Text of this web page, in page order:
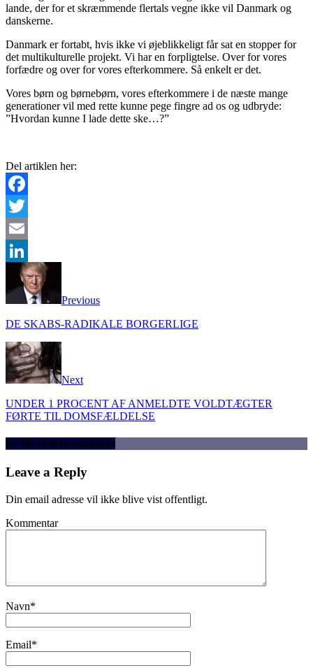
lande, der for et skræmmende flertals vegne ikke vil Danmark og
danskerne.
Danmark er fortabt, hvis ikke vi øjeblikkeligt får sat en stopper for
det multikulturelle projekt. Vi har en forpligtelse. Over for vores
forfædre og over for vores efterkommere. Så enkelt er det.
Vores børn og børnebørn, vores efterkommere i de næste mange
generationer vil med rette kunne pege fingre ad os og udbryde:
”Hvordan kunne I lade dette ske…?”
Del artiklen her:
Facebook
Twitter
Email
LinkedIn
Previous
DE SKABS-RADIKALE BORGERLIGE
Next
UNDER 1 PROCENT AF ANMELDTE VOLDTÆGTER
FØRTE TIL DOMSFÆLDELSE
Be the first to comment
Leave a Reply
Din email adresse vil ikke blive vist offentligt.
Kommentar
Navn*
Email*